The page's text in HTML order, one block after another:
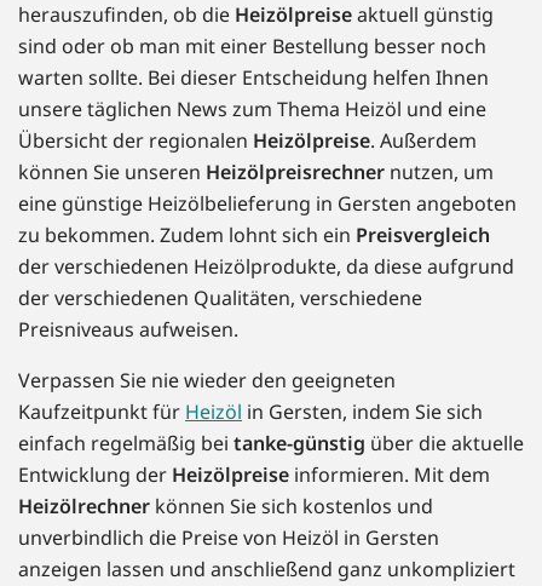
herauszufinden, ob die Heizölpreiseaktuell günstig
sind oder ob man mit einer Bestellung besser noch
warten sollte. Bei dieser Entscheidung helfen Ihnen
unsere täglichen News zum Thema Heizöl und eine
Übersicht der regionalen Heizölpreise. Außerdem
können Sie unseren Heizölpreisrechner nutzen, um
eine günstige Heizölbelieferung in Gersten angeboten
zu bekommen. Zudem lohnt sich ein Preisvergleich
der verschiedenen Heizölprodukte, da diese aufgrund
der verschiedenen Qualitäten, verschiedene
Preisniveaus aufweisen.
Verpassen Sie nie wieder den geeigneten
Kaufzeitpunkt für Heizöl in Gersten, indem Sie sich
einfach regelmäßig bei tanke-günstig über die aktuelle
Entwicklung der Heizölpreise informieren. Mit dem
Heizölrechner können Sie sich kostenlos und
unverbindlich die Preise von Heizöl in Gersten
anzeigen lassen und anschließend ganz unkompliziert